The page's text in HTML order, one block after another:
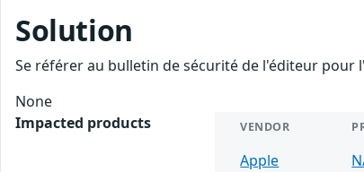
Solution
Se référer au bulletin de sécurité de l'éditeur
None
Impacted products
VENDOR
Apple